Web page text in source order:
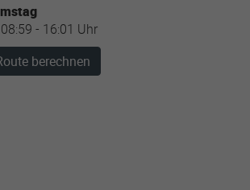
08:59 - 16:01 Uhr
berechnen